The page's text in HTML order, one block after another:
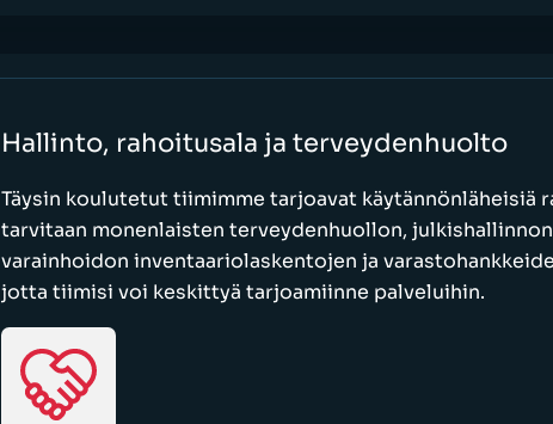
Hallinto, rahoitusala ja terveydenhuolto
Täysin koulutetut tiimimme tarjoavat käytännönläheisiä
tarvitaan monenlaisten terveydenhuollon,
varainhoidon inventaariolaskentojen ja
jotta tiimisi voi keskittyä tarjoamiinne palveluihin.